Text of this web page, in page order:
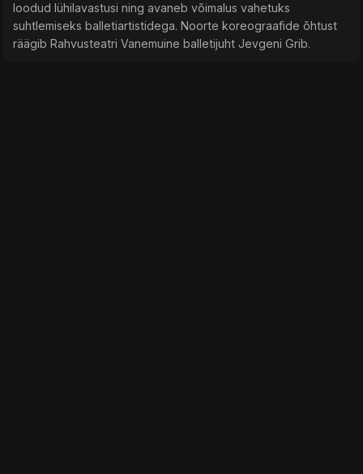
loodud lühilavastusi ning avaneb võimalus vahetuks
suhtlemiseks balletiartistidega. Noorte koreograafide õhtust
räägib Rahvusteatri Vanemuine balletijuht Jevgeni Grib.